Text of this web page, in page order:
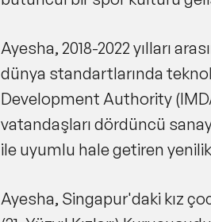
Ayesha, 2018-2022 yılları
dünya standartlarında
Development Authority
vatandaşları dördüncü
ile uyumlu hale getiren
Ayesha, Singapur'daki kız